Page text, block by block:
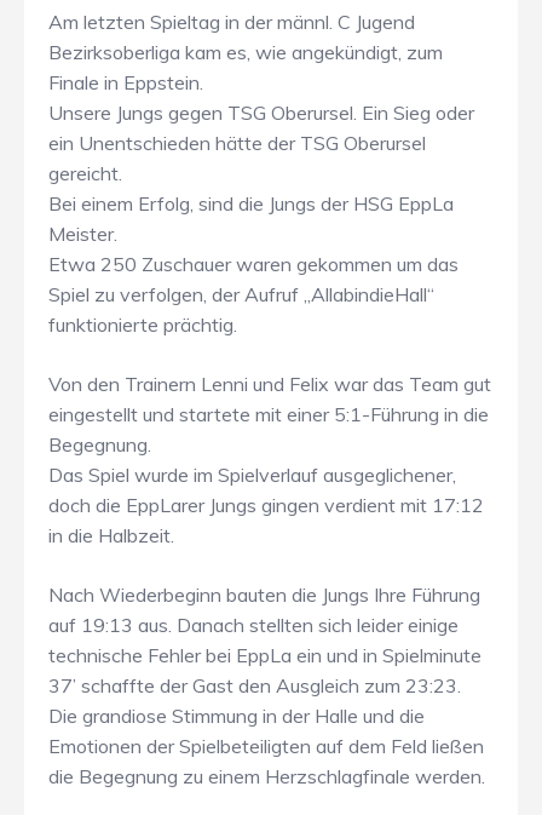
Am letzten Spieltag in der männl. C Jugend
Bezirksoberliga kam es, wie angekündigt, zum
Finale in Eppstein.
Unsere Jungs gegen TSG Oberursel. Ein Sieg oder
ein Unentschieden hätte der TSG Oberursel
gereicht.
Bei einem Erfolg, sind die Jungs der HSG EppLa
Meister.
Etwa 250 Zuschauer waren gekommen um das
Spiel zu verfolgen, der Aufruf „AllabindieHall“
funktionierte prächtig.
Von den Trainern Lenni und Felix war das Team gut
eingestellt und startete mit einer 5:1-Führung in die
Begegnung.
Das Spiel wurde im Spielverlauf ausgeglichener,
doch die EppLarer Jungs gingen verdient mit 17:12
in die Halbzeit.
Nach Wiederbeginn bauten die Jungs Ihre Führung
auf 19:13 aus. Danach stellten sich leider einige
technische Fehler bei EppLa ein und in Spielminute
37’ schaffte der Gast den Ausgleich zum 23:23.
Die grandiose Stimmung in der Halle und die
Emotionen der Spielbeteiligten auf dem Feld ließen
die Begegnung zu einem Herzschlagfinale werden.